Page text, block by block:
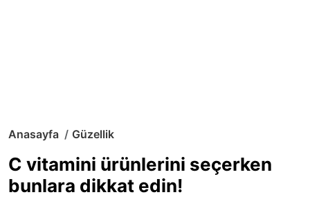
Anasayfa Güzellik
C vitamini ürünlerini seçerken
bunlara dikkat edin!